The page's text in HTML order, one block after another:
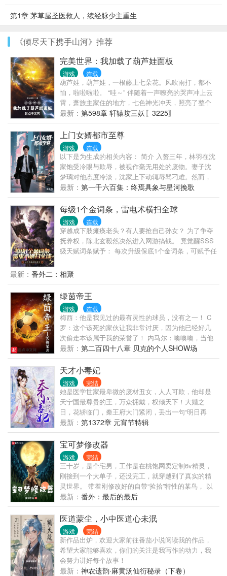
第1章 茅草屋圣医救人，续经脉少主重生
《倾尽天下携手山河》推荐
完美世界：我加载了葫芦娃面板
游戏 连载
葫芦娃，葫芦娃，一根藤上七朵花。风吹雨打，都不
怕，啦啦啦啦。 “哇～” 伴随着一声嘹亮的哭声冲上云
霄，萧族主家住的地方，七色神光冲天，照亮了整个
山谷，刺目绚烂的神光中似乎有什么东西苍翠欲滴，
蜿蜒盘旋，凹凸有致，隐隐约约，还有一座七彩葫芦
山。 我曾骑过荒天帝。 我曾指点过补天阁祭灵老葫芦
藤。 我曾开创山海经食谱大全。 我曾与小天角蚁比
矮，赢了。 我曾与黄金巨人族比高，赢了。 我曾抽过
安澜，锤过俞陀，炼仙壶中撒过尿。 他背对众生，独
钓万古，独自坐于帝棺之上镇压不详与深渊之下大恐
怖……不为成仙，只为在岁月长河中钓你归来。
最新： 第598章 轩辕坟三妖〖3225〗
上门女婿都市至尊
游戏 连载
以下是为生成的相关内容： 简介 入赘三年，林羽在沈
家饱受冷眼与欺辱，被视作毫无用处的废物。妻子沈
梦璃对他态度冷淡，沈家上下动辄辱骂刁难。然而，
无人知晓林羽实则是隐世古族的传人，身负绝世医术
与高深武技。 一场突如其来的危机，让林羽不得不展
露实力。他凭借神奇医术妙手回春，救治重症患者；
以强悍武技震慑宵小，化解重重危机。在都市的风云
变幻中，林羽一步步揭开自己的身世之谜，同时也让
那些曾经轻视他的人刮目相看。且看这位上门女婿如
何逆风翻盘，登顶都市至尊之位，书写属于自己的传
奇！ 宣传语 1.?曾经的窝囊赘婿，今朝的都市主宰！
风云乍起！带你领略从尘埃到巅峰的热血征程！
最新： 第一千六百集：终焉具象与星河挽歌
每级1个金词条，雷电术横扫全球
游戏 连载
穿越成下肢瘫痪老头？有人要抢自己孙女？ 为了争夺
抚养权，陈北玄毅然决然进入网游搞钱。 竟觉醒SSS
级天赋词条赋予： 每次升级保底1个金词条，可赋予任
条：伤害转化为真实伤害。 璀璨级词条：抽取自身能
力反哺现实。 璀璨级词条：窃取BOSS专长。 璀璨级
词条：击杀野怪提供基础生命值。 ...... 凭借一手毁天
灭地雷电术，陈北玄横扫全球，踏上巅峰。 别人还在
新手村，他已经杀穿20级隐藏副本。 随着游戏逐渐降
临现实，陈北玄重新站起，万界震惊！ 魔神：“小小女
娃，竟敢到此！” 小鹿：“我爷爷是陈北玄！” 魔
神：“......哎呦，真是大水冲了龙王庙，您想去哪，我
背您去...”
最新： 番外二：相聚
绿茵帝王
游戏 连载
梅西：他是我见过的最有灵性的球员，没有之一！ C
罗：这个该死的家伙让我非常讨厌，因为他已经好几
次偷走本该属于我的荣誉了！ 内马尔：噢噢噢，当他
的对手？不不不，我才没那么傻呢！我要成为他的队
友！一定！ 姆巴佩：他就是我的偶像！ ...... 贝克：我
要成为绿茵场的帝王！ .............. 书友群：
485200753，200章存稿打底，请大家放心收藏！谢
谢！
最新： 第二百四十八章 贝克的个人SHOW场
天才小毒妃
游戏 完结
她是医学世家最卑微的废材丑女，人人可欺，他却是
天宁国最尊贵的王，万众拥戴，权倾天下！大婚之
日，花轿临门，秦王府大门紧闭，丢出一句“明日再
来”。她孤身一人，踩着自尊一步一步踏入王府大
门…… 殊不知：废材丑女实为貌美天才毒医！ 新婚夜
救刺客，她治完伤又保证：“大哥，你赶紧走吧，我不
会揭发你的。” 谁知刺客却道：“洞房花烛夜，你要本
王去哪里？
最新： 第1372章 元宵节特辑
宝可梦修改器
游戏 完结
三十岁，是个宅男，工作是在桃饱网卖定制6v精灵，
刚接到一个大单子，还没完工，就穿越到了真实的精
灵世界。 带着刚修改好的自带“捡拾”特性的某鸟， 以
及某个能改闪光、改特性、改种族值个体值的金手
指。 只是，谁能告诉他为什么金手指只有一半啊
喂？！ 而且，傻鸟你快把嘴里的盖欧卡给放下！ 看着
把盖欧卡叼回家的古月鸟，胡杨顿时整个人都不好
了。 —— 本书又名：从零开始的宝可梦世界生涯。
最新： 番外：最后的最后
医道蒙尘，小中医道心未泯
游戏 完结
新作品出炉，欢迎大家前往番茄小说阅读我的作品，
希望大家能够喜欢，你们的关注是我写作的动力，我
会努力讲好每个故事！
最新： 神农遗韵·麻黄汤仙衍秘录（下卷）